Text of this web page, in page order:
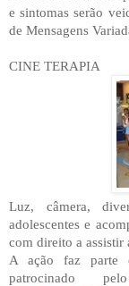
e sintomas serão
de Mensagens
CINE TERAPIA
Luz, câmera,
adolescentes e
com direito a assistir
A ação faz parte
patrocinado